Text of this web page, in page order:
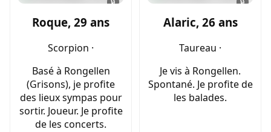
Roque, 29 ans
Scorpion ·
Basé à Rongellen
(Grisons), je profite
des lieux sympas pour
sortir. Joueur. Je profite
de les concerts.
Alaric, 26 ans
Taureau ·
Je vis à Rongellen.
Spontané. Je profite de
les balades.